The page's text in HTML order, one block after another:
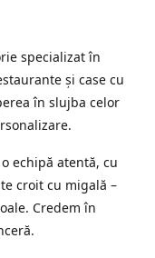
specializat în
și case cu
în slujba celor
echipă atentă, cu
croit cu migală –
Credem în